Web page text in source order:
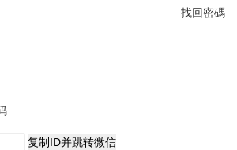
找回密碼
复制ID并跳转微信